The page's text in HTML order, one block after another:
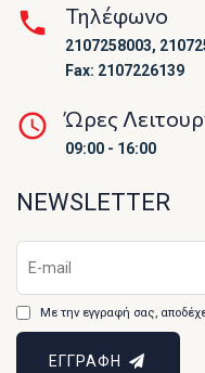
Τηλέφωνο
2107258003,
Fax: 2107226139
Ώρες
09:00 - 16:00
NEWSLETTER
Με την εγγραφή σας,
ΕΓΓΡΑΦΗ